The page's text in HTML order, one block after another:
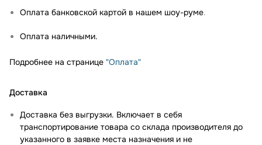
Оплата банковской картой в нашем шоу-руме.
Оплата наличными.
Подробнее на странице "Оплата"
Доставка
Доставка без выгрузки. Включает в себя
транспортирование товара со склада производителя до
указанного в заявке места назначения и не